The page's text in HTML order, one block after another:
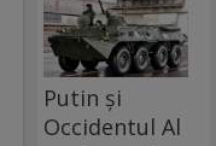
Putin și
Occidentul Al